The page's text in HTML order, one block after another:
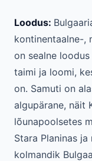
Loodus:
kontinentaalne-,
on sealne
taimi ja loomi,
on. Samuti on
algupärane, näit
lõunapoolsetes
Stara Planinas
kolmandik